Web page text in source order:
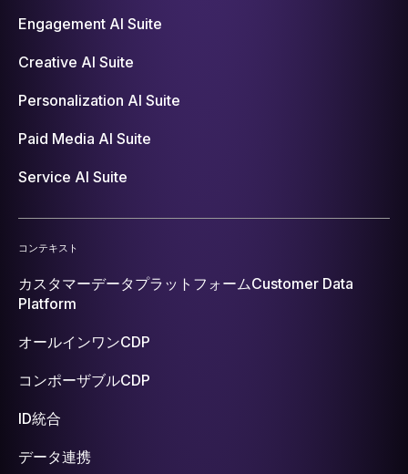
Engagement AI Suite
Creative AI Suite
Personalization AI Suite
Paid Media AI Suite
Service AI Suite
コンテキスト
カスタマーデータプラットフォームCustomer Data
Platform
オールインワンCDP
コンポーザブルCDP
ID統合
データ連携